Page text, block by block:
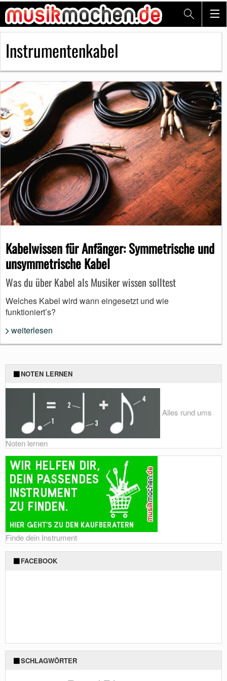
Instrumentenkabel
Kabelwissen für Anfänger: Symmetrische und
unsymmetrische Kabel
Was du über Kabel als Musiker wissen solltest
Welches Kabel wird wann eingesetzt und wie
funktioniert’s?
weiterlesen
NOTEN LERNEN
Alles rund ums
Noten lernen
Finde dein Instrument
FACEBOOK
SCHLAGWÖRTER